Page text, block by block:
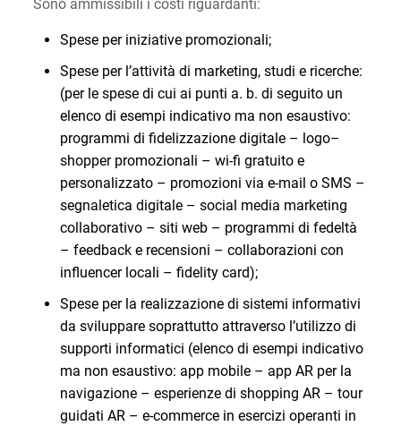
Sono ammissibili i costi riguardanti:
Spese per iniziative promozionali;
Spese per l’attività di marketing, studi e ricerche:
(per le spese di cui ai punti a. b. di seguito un
elenco di esempi indicativo ma non esaustivo:
programmi di fidelizzazione digitale – logo–
shopper promozionali – wi-fi gratuito e
personalizzato – promozioni via e-mail o SMS –
segnaletica digitale – social media marketing
collaborativo – siti web – programmi di fedeltà
– feedback e recensioni – collaborazioni con
influencer locali – fidelity card);
Spese per la realizzazione di sistemi informativi
da sviluppare soprattutto attraverso l’utilizzo di
supporti informatici (elenco di esempi indicativo
ma non esaustivo: app mobile – app AR per la
navigazione – esperienze di shopping AR – tour
guidati AR – e-commerce in esercizi operanti in